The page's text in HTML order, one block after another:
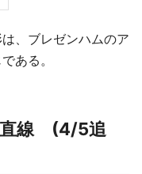
、ブレゼンハムのア
ある。
直線 (4/5追